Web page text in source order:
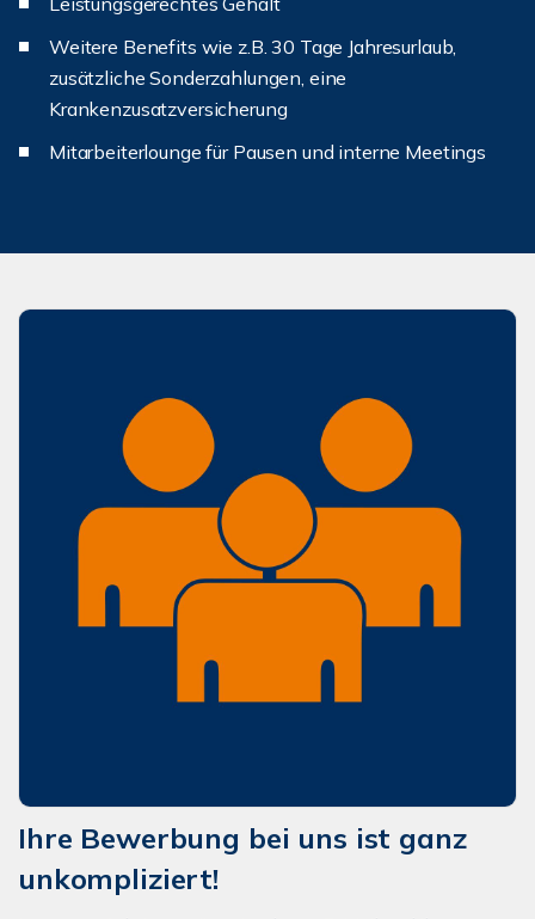
Weitere Benefits wie z.B. 30 Tage Jahresurlaub,
zusätzliche Sonderzahlungen, eine
Krankenzusatzversicherung
Mitarbeiterlounge für Pausen und interne Meetings
Ihre Bewerbung bei uns ist ganz
unkompliziert!